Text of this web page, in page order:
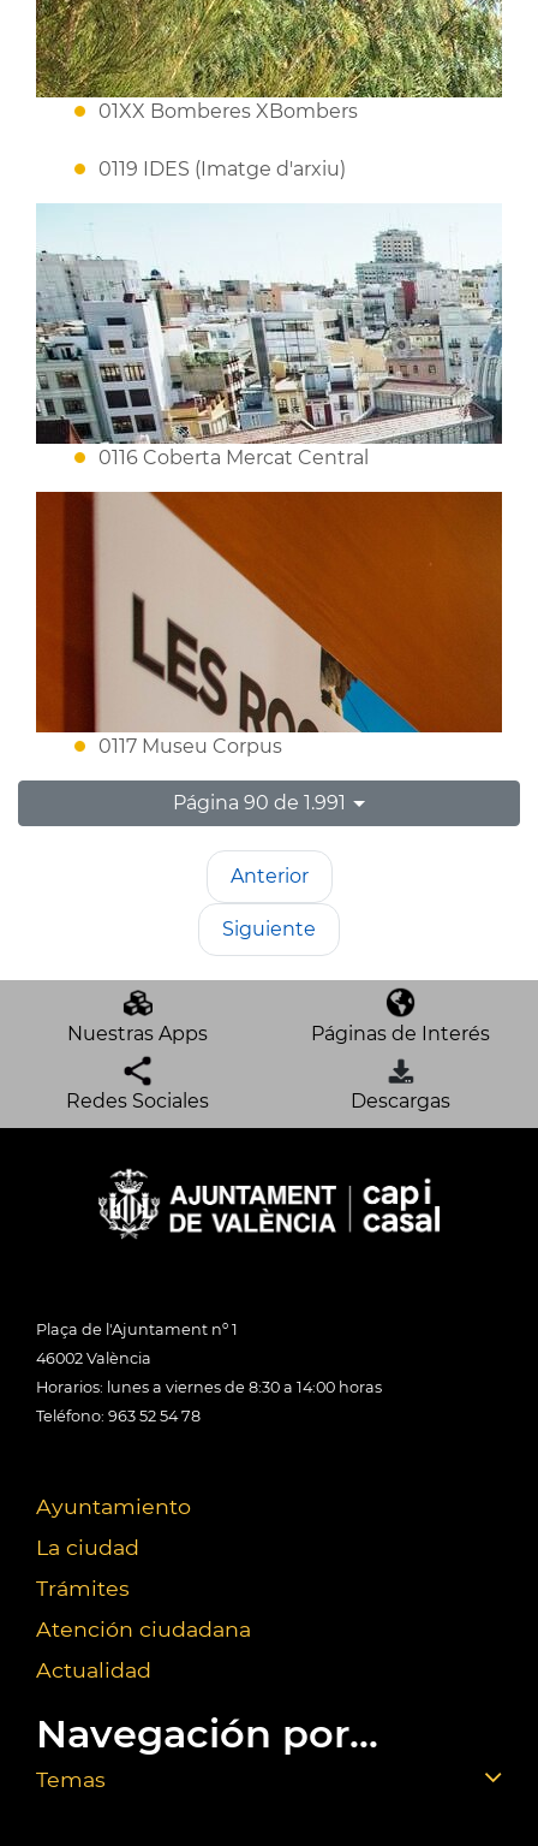
01XX Bomberes XBombers
0119 IDES (Imatge d'arxiu)
0116 Coberta Mercat Central
0117 Museu Corpus
Página 90 de 1.991
Anterior
Siguiente
Nuestras Apps Páginas de Interés
Redes Sociales Descargas
Plaça de l'Ajuntament nº 1
46002 València
Horarios: lunes a viernes de 8:30 a 14:00 horas
Teléfono: 963 52 54 78
Ayuntamiento
La ciudad
Trámites
Atención ciudadana
Actualidad
Navegación por...
Temas